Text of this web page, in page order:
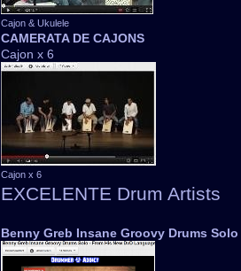
Cajon & Ukulele
CAMERATA DE CAJONS
Cajon x 6
Cajon x 6
EXCELENTE Drum Artists
Benny Greb Insane Groovy Drums Solo